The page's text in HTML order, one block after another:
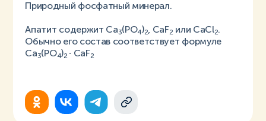
Природный фосфатный минерал.
Апатит содержит Ca3(PO4)2 , CaF2 или CaCl2.
Обычно его состав соответствует формуле
Ca3(PO4)2 ∙ CaF2